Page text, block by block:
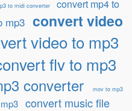
to midi converter
convert mp4 to
mp3 convert video
video to mp3
flv to mp3
converter mov to mp3
convert music file